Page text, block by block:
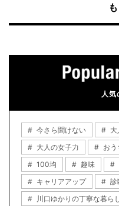
人気
今さら聞けない 大
大人の女子力
おう
100均
趣味
キャリアアップ
診
川口ゆかりの丁寧な暮ら